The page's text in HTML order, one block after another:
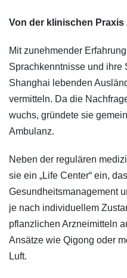
Von der klinischen
Mit zunehmender
Sprachkenntnisse und ihre
Shanghai lebenden
vermitteln. Da die
wuchs, gründete sie
Ambulanz.
Neben der regulären
sie ein „Life Center“ ein,
Gesundheitsmanagement
je nach individuellem
pflanzlichen Arzneimitteln
Ansätze wie Qigong oder
Luft.